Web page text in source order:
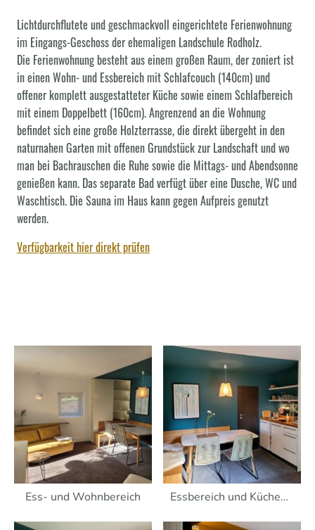
Lichtdurchflutete und geschmackvoll eingerichtete Ferienwohnung
im Eingangs-Geschoss der ehemaligen Landschule Rodholz.
Die Ferienwohnung besteht aus einem großen Raum, der zoniert ist
in einen Wohn- und Essbereich mit Schlafcouch (140cm) und
offener komplett ausgestatteter Küche sowie einem Schlafbereich
mit einem Doppelbett (160cm). Angrenzend an die Wohnung
befindet sich eine große Holzterrasse, die direkt übergeht in den
naturnahen Garten mit offenen Grundstück zur Landschaft und wo
man bei Bachrauschen die Ruhe sowie die Mittags- und Abendsonne
genießen kann. Das separate Bad verfügt über eine Dusche, WC und
Waschtisch. Die Sauna im Haus kann gegen Aufpreis genutzt
werden.
Verfügbarkeit hier direkt prüfen
Ess- und Wohnbereich Essbereich und Küchenzeile